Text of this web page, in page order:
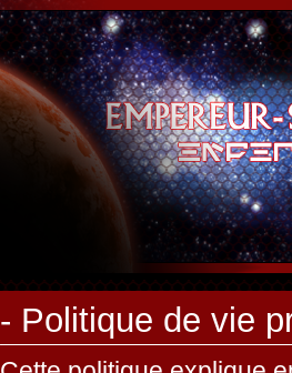
- Politique de vie